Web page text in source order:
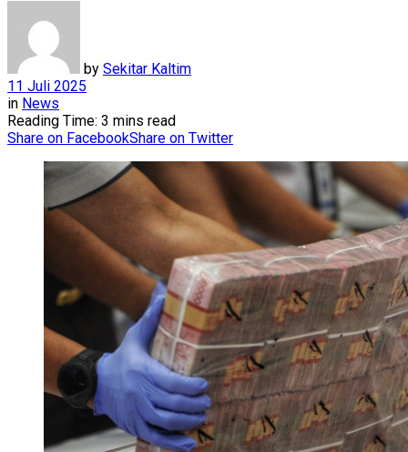
by Sekitar Kaltim
11 Juli 2025
in News
Reading Time: 3 mins read
Share on FacebookShare on Twitter